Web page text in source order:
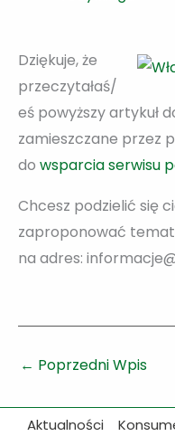
Dziękuje, że
przeczytałaś/
eś powyższy artykuł
zamieszczane przez
do wsparcia serwisu
Chcesz podzielić się
zaproponować
na adres:
← Poprzedni Wpis
Aktualności